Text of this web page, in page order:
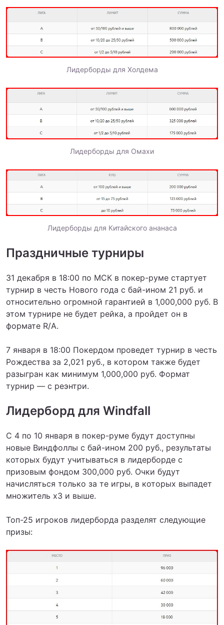
Лидерборды для Холдема
Лидерборды для Омахи
Лидерборды для Китайского ананаса
Праздничные турниры
31 декабря в 18:00 по МСК в покер-руме стартует
турнир в честь Нового года с бай-ином 21 руб. и
относительно огромной гарантией в 1,000,000 руб. В
этом турнире не будет рейка, а пройдет он в
формате R/A.
7 января в 18:00 Покердом проведет турнир в честь
Рождества за 2,021 руб., в котором также будет
разыгран как минимум 1,000,000 руб. Формат
турнир — с реэнтри.
Лидерборд для Windfall
С 4 по 10 января в покер-руме будут доступны
новые Виндфоллы с бай-ином 200 руб., результаты
которых будут учитываться в лидерборде с
призовым фондом 300,000 руб. Очки будут
начисляться только за те игры, в которых выпадет
множитель x3 и выше.
Топ-25 игроков лидерборда разделят следующие
призы: